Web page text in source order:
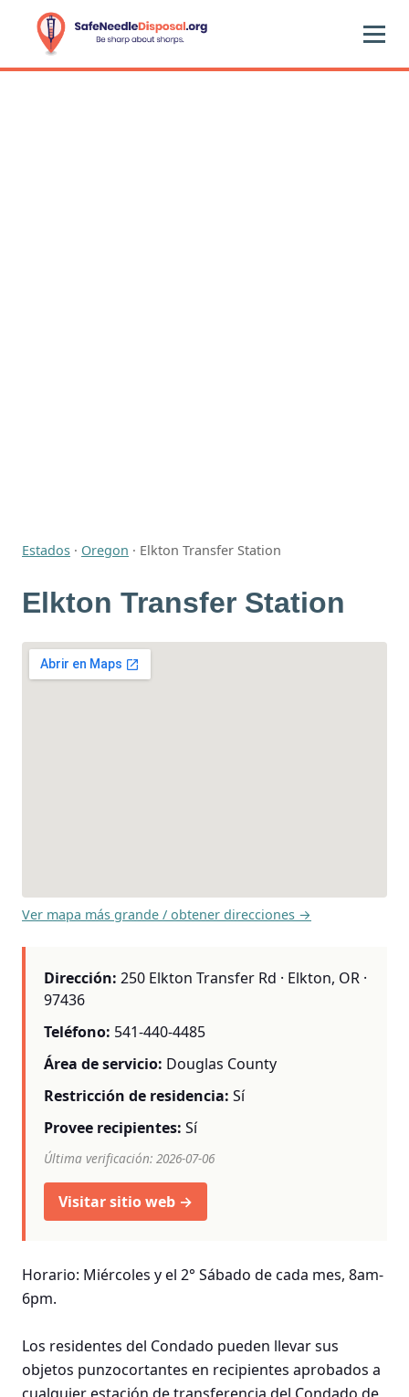
Estados · Oregon · Elkton Transfer Station
Elkton Transfer Station
Ver mapa más grande / obtener direcciones →
Dirección: 250 Elkton Transfer Rd · Elkton, OR ·
97436
Teléfono: 541-440-4485
Área de servicio: Douglas County
Restricción de residencia: Sí
Provee recipientes: Sí
Última verificación: 2026-07-06
Visitar sitio web →
Horario: Miércoles y el 2° Sábado de cada mes, 8am-
6pm.
Los residentes del Condado pueden llevar sus
objetos punzocortantes en recipientes aprobados a
cualquier estación de transferencia del Condado de